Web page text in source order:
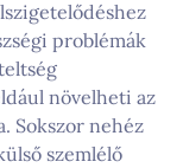
problémák
növelheti az
Sokszor nehéz
szemlélő